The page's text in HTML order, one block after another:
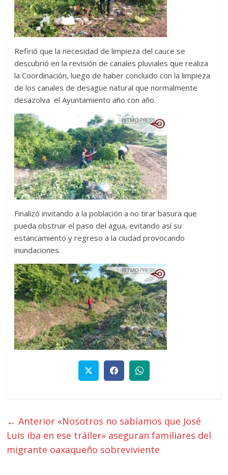
Refirió que la necesidad de limpieza del cauce se
descubrió en la revisión de canales pluviales que realiza
la Coordinación, luego de haber concluido con la limpieza
de los canales de desagüe natural que normalmente
desazolva el Ayuntamiento año con año.
Finalizó invitando a la población a no tirar basura que
pueda obstruir el paso del agua, evitando así su
estancamiento y regreso a la ciudad provocando
inundaciones.
← Anterior «Nosotros no sabíamos que José
Luis iba en ese tráiler» aseguran familiares del
migrante oaxaqueño sobreviviente